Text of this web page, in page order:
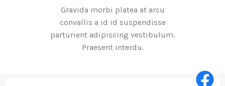
Gravida morbi platea at arcu
convallis a id id suspendisse
parturient adipiscing vestibulum.
Praesent interdu.